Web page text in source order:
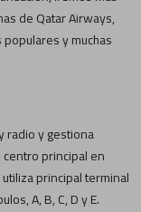
de Qatar Airways,
y muchas
radio y gestiona
principal en
principal terminal
A, B, C, D y E.